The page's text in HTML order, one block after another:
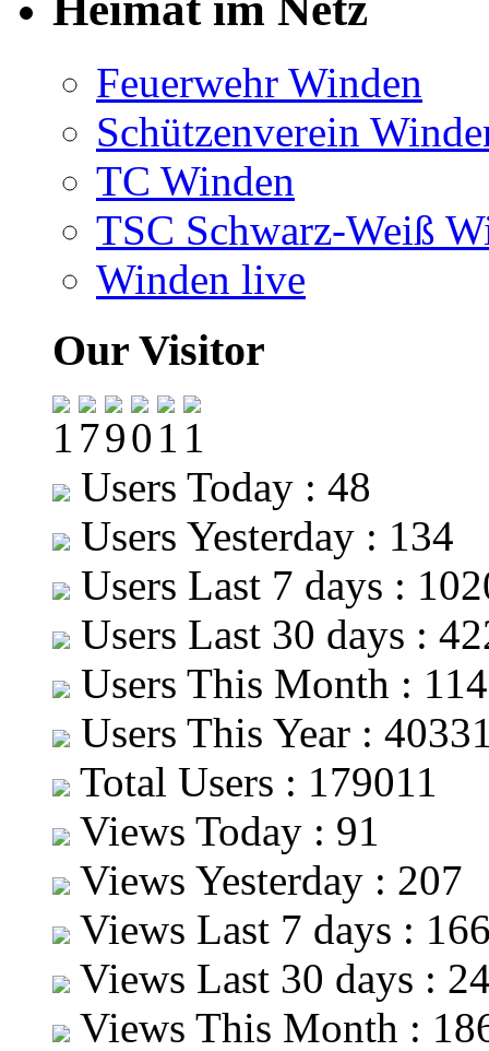
Feuerwehr Winden
Schützenverein
TC Winden
TSC Schwarz-Weiß
Winden live
Our Visitor
Users Today : 48
Users Yesterday : 134
Users Last 7 days :
Users Last 30 days :
Users This Month :
Users This Year :
Total Users : 179011
Views Today : 91
Views Yesterday : 207
Views Last 7 days :
Views Last 30 days :
Views This Month :